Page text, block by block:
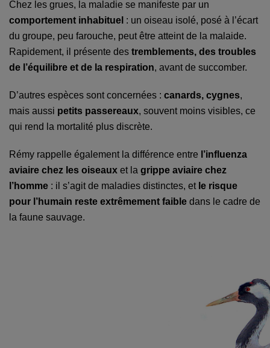
Chez les grues, la maladie se manifeste par un
comportement inhabituel : un oiseau isolé, posé à l’écart
du groupe, peu farouche, peut être atteint de la malaide.
Rapidement, il présente des tremblements, des troubles
de l’équilibre et de la respiration, avant de succomber.
D’autres espèces sont concernées : canards, cygnes,
mais aussi petits passereaux, souvent moins visibles, ce
qui rend la mortalité plus discrète.
Rémy rappelle également la différence entre l’influenza
aviaire chez les oiseaux et la grippe aviaire chez
l’homme : il s’agit de maladies distinctes, et le risque
pour l’humain reste extrêmement faible dans le cadre de
la faune sauvage.